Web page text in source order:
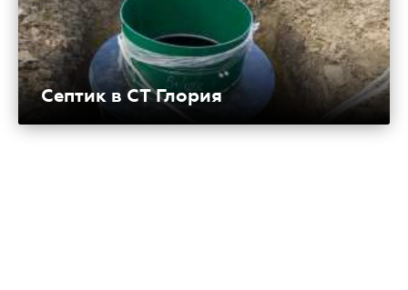
Септик в СТ Глория